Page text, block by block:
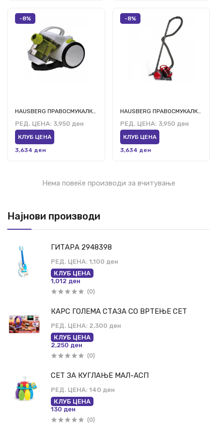
Најнови производи
ГИТАРА 2948398
РЕД. ЦЕНА: 1,100 ден
КЛУБ ЦЕНА
1,012 ден
(0)
КАРС ГОЛЕМА СТАЗА СО ВРТЕЊЕ СЕТ
РЕД. ЦЕНА: 2,300 ден
КЛУБ ЦЕНА
2,250 ден
(0)
СЕТ ЗА КУГЛАЊЕ МАЛ-АСП
РЕД. ЦЕНА: 140 ден
КЛУБ ЦЕНА
130 ден
(0)
-8%
РЕД. ЦЕНА: 3,950 ден
КЛУБ ЦЕНА
3,634 ден
-8%
HAUSBERG ПРАВОСМУКАЛКА ХБ-2090РС
РЕД. ЦЕНА: 3,950 ден
КЛУБ ЦЕНА
3,634 ден
Нема повеќе производи за вчитување